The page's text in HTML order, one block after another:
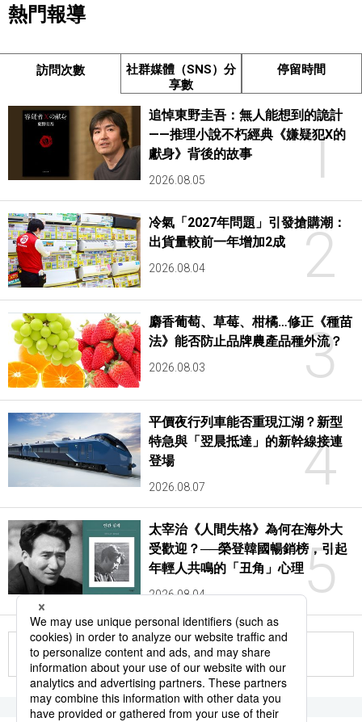
熱門報導
訪問次數
社群媒體（SNS）分
享數
停留時間
1
追悼東野圭吾：無人能想到的詭計
——推理小說不朽經典《嫌疑犯X的
獻身》背後的故事
2026.08.05
2
冷氣「2027年問題」引發搶購潮：
出貨量較前一年增加2成
2026.08.04
3
麝香葡萄、草莓、柑橘…修正《種苗
法》能否防止品牌農產品種外流？
2026.08.03
4
平價夜行列車能否重現江湖？新型
特急與「翌晨抵達」的新幹線接連
登場
2026.08.07
5
太宰治《人間失格》為何在海外大
受歡迎？──榮登韓國暢銷榜，引起
年輕人共鳴的「丑角」心理
2026.08.04
更多